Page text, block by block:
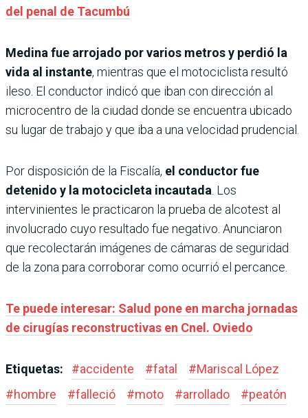
del penal de Tacumbú
Medina fue arrojado por varios metros y perdió la
vida al instante, mientras que el motociclista resultó
ileso. El conductor indicó que iban con dirección al
microcentro de la ciudad donde se encuentra ubicado
su lugar de trabajo y que iba a una velocidad prudencial.
Por disposición de la Fiscalía, el conductor fue
detenido y la motocicleta incautada . Los
intervinientes le practicaron la prueba de alcotest al
involucrado cuyo resultado fue negativo. Anunciaron
que recolectarán imágenes de cámaras de seguridad
de la zona para corroborar como ocurrió el percance.
Te puede interesar: Salud pone en marcha jornadas
de cirugías reconstructivas en Cnel. Oviedo
Etiquetas: #accidente #fatal #Mariscal López
#hombre #falleció #moto #arrollado #peatón